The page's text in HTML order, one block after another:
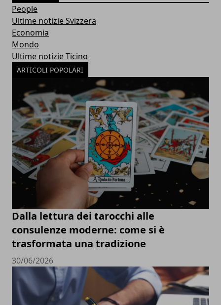
People
Ultime notizie Svizzera
Economia
Mondo
Ultime notizie Ticino
ARTICOLI POPOLARI
Dalla lettura dei tarocchi alle
consulenze moderne: come si è
trasformata una tradizione
30/06/2026